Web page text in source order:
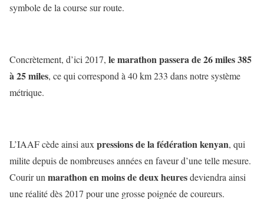
symbole de la course sur route.
Concrètement, d’ici 2017, le marathon passera de 26 miles 385
à 25 miles, ce qui correspond à 40 km 233 dans notre système
métrique.
L’IAAF cède ainsi aux pressions de la fédération kenyan, qui
milite depuis de nombreuses années en faveur d’une telle mesure.
Courir un marathon en moins de deux heuresdeviendra ainsi
une réalité dès 2017 pour une grosse poignée de coureurs.